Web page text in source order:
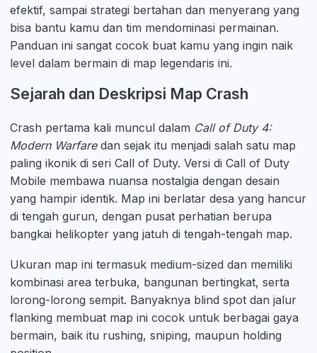
efektif, sampai strategi bertahan dan menyerang yang
bisa bantu kamu dan tim mendominasi permainan.
Panduan ini sangat cocok buat kamu yang ingin naik
level dalam bermain di map legendaris ini.
Sejarah dan Deskripsi Map Crash
Crash pertama kali muncul dalam Call of Duty 4:
Modern Warfaredan sejak itu menjadi salah satu map
paling ikonik di seri Call of Duty. Versi di Call of Duty
Mobile membawa nuansa nostalgia dengan desain
yang hampir identik. Map ini berlatar desa yang hancur
di tengah gurun, dengan pusat perhatian berupa
bangkai helikopter yang jatuh di tengah-tengah map.
Ukuran map ini termasuk medium-sized dan memiliki
kombinasi area terbuka, bangunan bertingkat, serta
lorong-lorong sempit. Banyaknya blind spot dan jalur
flanking membuat map ini cocok untuk berbagai gaya
bermain, baik itu rushing, sniping, maupun holding